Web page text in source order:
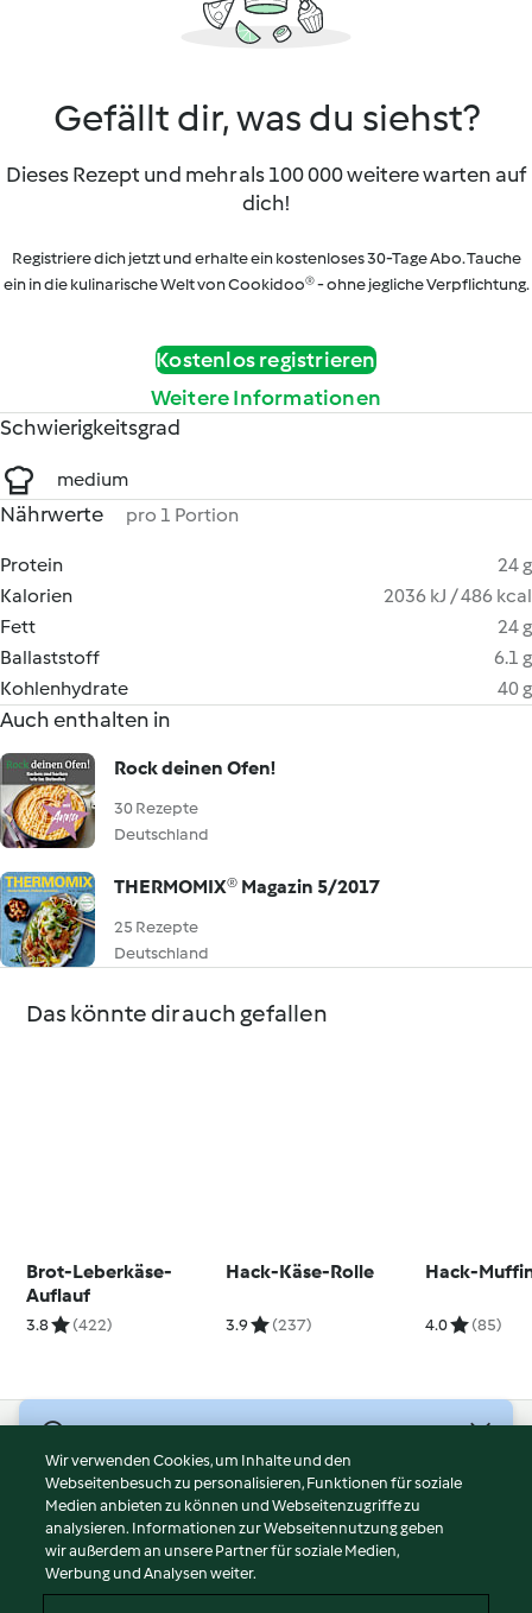
Gefällt dir, was du siehst?
Dieses Rezept und mehr als 100 000 weitere warten auf
dich!
Registriere dich jetzt und erhalte ein kostenloses 30-Tage Abo. Tauche
ein in die kulinarische Welt von Cookidoo® - ohne jegliche Verpflichtung.
Kostenlos registrieren
Weitere Informationen
Schwierigkeitsgrad
medium
Nährwerte pro 1 Portion
Protein
24 g
Kalorien
2036 kJ / 486 kcal
Fett
24 g
Ballaststoff
6.1 g
Kohlenhydrate
40 g
Auch enthalten in
Rock deinen Ofen!
30 Rezepte
Deutschland
THERMOMIX® Magazin 5/2017
25 Rezepte
Deutschland
Das könnte dir auch gefallen
Brot-Leberkäse-
Auflauf
3.8 (422)
Hack-Käse-Rolle
3.9 (237)
Hack-
4.0 (85)
Nutzungsbedingungen
Datenschutzrichtlinien
Disclaimer
Impressum
Wir verwenden Cookies, um Inhalte und den
Webseitenbesuch zu personalisieren, Funktionen für soziale
Medien anbieten zu können und Webseitenzugriffe zu
analysieren. Informationen zur Webseitennutzung geben
wir außerdem an unsere Partner für soziale Medien,
Werbung und Analysen weiter.